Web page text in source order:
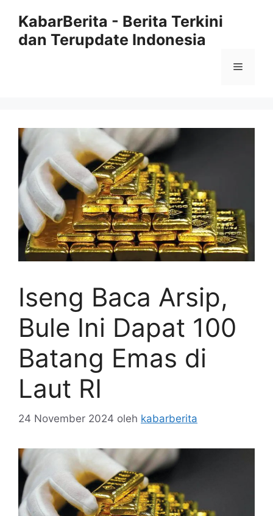
KabarBerita - Berita Terkini
dan Terupdate Indonesia
Menu
Iseng Baca Arsip,
Bule Ini Dapat 100
Batang Emas di
Laut RI
24 November 2024 oleh kabarberita